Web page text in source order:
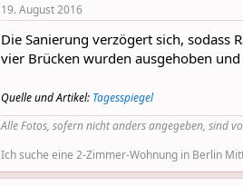
19. August 2016
Die Sanierung verzögert sich, sodass
vier Brücken wurden ausgehoben
Quelle und Artikel: Tagesspiegel
Alle Fotos, sofern nicht anders angegeben, sind
Ich suche eine 2-Zimmer-Wohnung in Berlin